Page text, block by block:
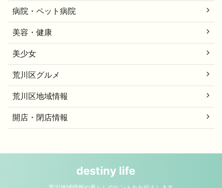
病院・ペット病院
美容・健康
美少女
荒川区グルメ
荒川区地域情報
開店・閉店情報
destiny life